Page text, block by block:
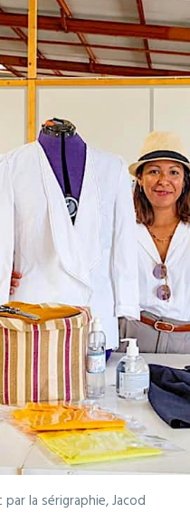
la sérigraphie, Jacod